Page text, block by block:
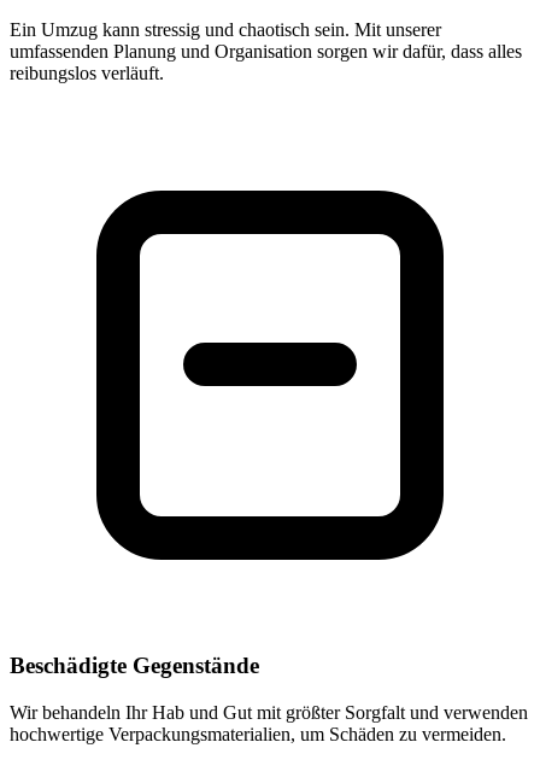
Ein Umzug kann stressig und chaotisch sein. Mit unserer
umfassenden Planung und Organisation sorgen wir dafür, dass alles
reibungslos verläuft.
Beschädigte Gegenstände
Wir behandeln Ihr Hab und Gut mit größter Sorgfalt und verwenden
hochwertige Verpackungsmaterialien, um Schäden zu vermeiden.